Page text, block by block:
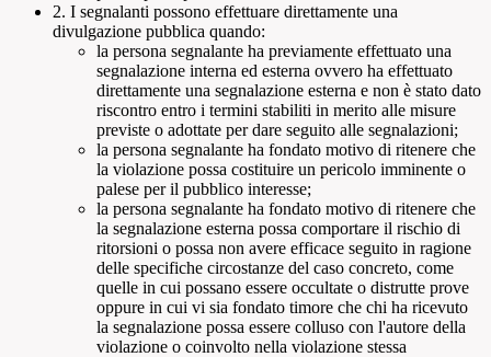
2. I segnalanti possono effettuare direttamente una
divulgazione pubblica quando:
la persona segnalante ha previamente effettuato una
segnalazione interna ed esterna ovvero ha effettuato
direttamente una segnalazione esterna e non è stato dato
riscontro entro i termini stabiliti in merito alle misure
previste o adottate per dare seguito alle segnalazioni;
la persona segnalante ha fondato motivo di ritenere che
la violazione possa costituire un pericolo imminente o
palese per il pubblico interesse;
la persona segnalante ha fondato motivo di ritenere che
la segnalazione esterna possa comportare il rischio di
ritorsioni o possa non avere efficace seguito in ragione
delle specifiche circostanze del caso concreto, come
quelle in cui possano essere occultate o distrutte prove
oppure in cui vi sia fondato timore che chi ha ricevuto
la segnalazione possa essere colluso con l'autore della
violazione o coinvolto nella violazione stessa